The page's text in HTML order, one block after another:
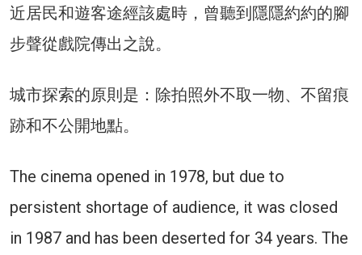
近居民和遊客途經該處時，曾聽到隱隱約約的腳
步聲從戲院傳出之說。
城市探索的原則是：除拍照外不取一物、不留痕
跡和不公開地點。
The cinema opened in 1978, but due to
persistent shortage of audience, it was closed
in 1987 and has been deserted for 34 years. The